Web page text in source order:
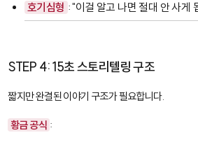
호기심형 : "이걸 알고 나면 절대 안 사게
STEP 4: 15초 스토리텔링 구조
짧지만 완결된 이야기 구조가 필요합니다.
황금 공식 :